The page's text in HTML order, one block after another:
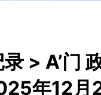
> A’门
年12月